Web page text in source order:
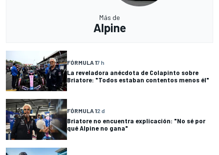
Más de
Alpine
FÓRMULA 17 h
La reveladora anécdota de Colapinto sobre
Briatore: "Todos estaban contentos menos él"
FÓRMULA 12 d
Briatore no encuentra explicación: "No sé por
qué Alpine no gana"